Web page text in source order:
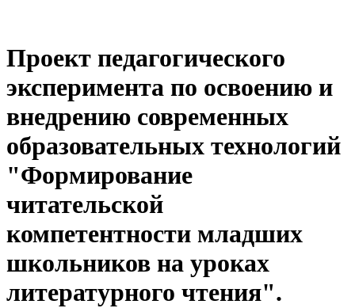
Проект педагогического
эксперимента по освоению и
внедрению современных
образовательных технологий
"Формирование
читательской
компетентности младших
школьников на уроках
литературного чтения".